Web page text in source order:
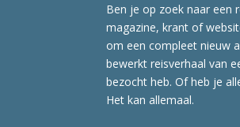
Ben je op zoek naar een
magazine, krant of
om een compleet nieuw
bewerkt reisverhaal van
bezocht heb. Of heb je
Het kan allemaal.